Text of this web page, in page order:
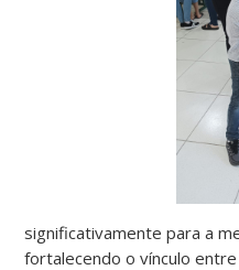
significativamente para a
fortalecendo o vínculo